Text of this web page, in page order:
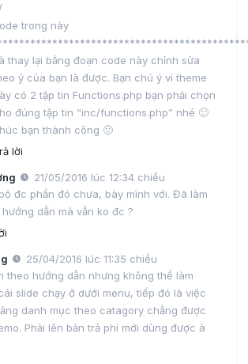
trong này
thay lại bằng đoạn code này chỉnh sửa
ý của bạn là được. Bạn chú ý vì theme
có 2 tập tin Functions.php bạn phải chọn
đúng tập tin “inc/functions.php” nhé 🙂
bạn thành công 🙂
lời
21/05/2016 lúc 12:34 chiều
đc phần đó chưa, bày mình với. Đã làm
dẫn mà vẫn ko đc ?
25/04/2016 lúc 11:35 chiều
theo hướng dẫn nhưng không thể làm
slide chạy ở dưới menu, tiếp đó là việc
danh mục theo catagory chẳng được
Phải lên bản trả phí mới dùng được à